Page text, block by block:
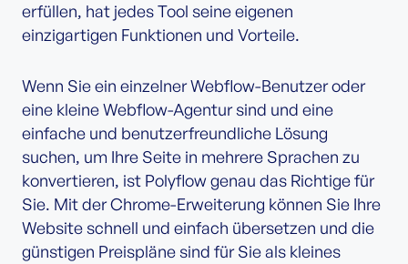
erfüllen, hat jedes Tool seine eigenen
einzigartigen Funktionen und Vorteile.
Wenn Sie ein einzelner Webflow-Benutzer oder
eine kleine Webflow-Agentur sind und eine
einfache und benutzerfreundliche Lösung
suchen, um Ihre Seite in mehrere Sprachen zu
konvertieren, ist Polyflow genau das Richtige für
Sie. Mit der Chrome-Erweiterung können Sie Ihre
Website schnell und einfach übersetzen und die
günstigen Preispläne sind für Sie als kleines